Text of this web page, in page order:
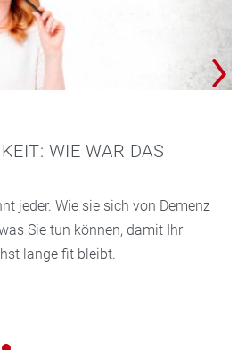
WIE WAR DAS
jeder. Wie sie sich von Demenz
Sie tun können, damit Ihr
lange fit bleibt.